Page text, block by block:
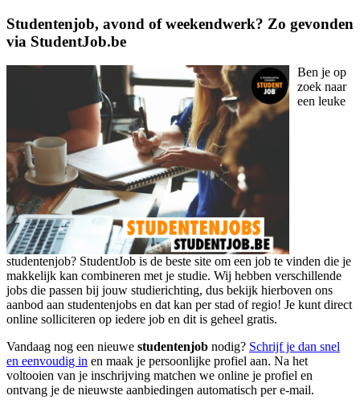
Studentenjob, avond of weekendwerk? Zo gevonden
via StudentJob.be
Ben je op
zoek naar
een leuke
studentenjob? StudentJob is de beste site om een job te vinden die je
makkelijk kan combineren met je studie. Wij hebben verschillende
jobs die passen bij jouw studierichting, dus bekijk hierboven ons
aanbod aan studentenjobs en dat kan per stad of regio! Je kunt direct
online solliciteren op iedere job en dit is geheel gratis.
Vandaag nog een nieuwe studentenjob nodig? Schrijf je dan snel
en eenvoudig in en maak je persoonlijke profiel aan. Na het
voltooien van je inschrijving matchen we online je profiel en
ontvang je de nieuwste aanbiedingen automatisch per e-mail.